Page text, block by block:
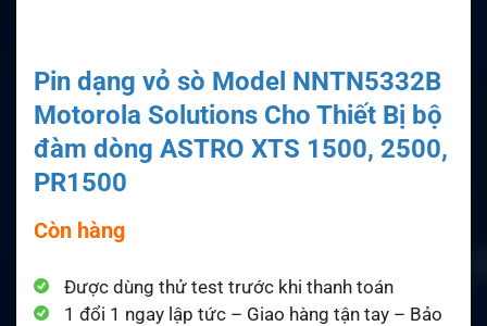
Pin dạng vỏ sò Model NNTN5332B
Motorola Solutions Cho Thiết Bị bộ
đàm dòng ASTRO XTS 1500, 2500,
PR1500
Còn hàng
Được dùng thử test trước khi thanh toán
1 đổi 1 ngay lập tức – Giao hàng tận tay – Bảo